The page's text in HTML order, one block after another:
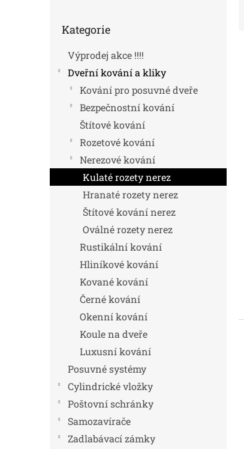
l
kategorie
Kategorie
Výprodej akce !!!!
Dveřní kování a kliky
Kování pro posuvné dveře
Bezpečnostní kování
Štítové kování
Rozetové kování
Nerezové kování
Kulaté rozety nerez
Hranaté rozety nerez
Štítové kování nerez
Oválné rozety nerez
Rustikální kování
Hliníkové kování
Kované kování
Černé kování
Okenní kování
Koule na dveře
Luxusní kování
Posuvné systémy
Cylindrické vložky
Poštovní schránky
Samozavírače
Zadlabávací zámky